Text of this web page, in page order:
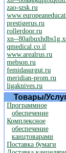
zao-szsk.ru
prestigerus.ru
rollerdoor.ru
xn--
qmedical.co.il
www.arealrus.ru
mebson.ru
femidasurgut.ru
meridian-prom.ru
ligaknives.ru
Товары/
Программное
обеспечение
Комплексное
обеспечение
канцтоварами
Поставка бумаги